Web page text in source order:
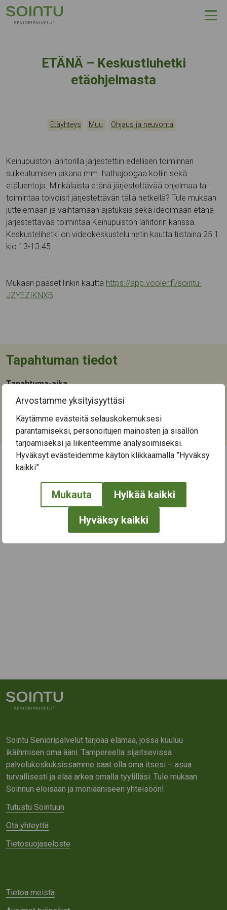
Arvostamme yksityisyyttäsi
Käytämme evästeitä selauskokemuksesi
parantamiseksi, personoitujen mainosten ja sisällön
tarjoamiseksi ja liikenteemme analysoimiseksi.
Hyväksyt evästeidemme käytön klikkaamalla ”Hyväksy
kaikki”.
Mukauta Hylkää kaikki
Hyväksy kaikki
Hyppää sisältöön
ETÄNÄ – Keskustluhetki
etäohjelmasta
Tapahtumapaikka:
Kategoriat:
Etäyhteys Muu Ohjaus ja neuvonta
Keinupuiston lähitorilla järjestettiin edellisen toiminnan
sulkeutumisen aikana mm. hathajoogaa kotiin sekä
etäluentoja. Minkälaista etänä järjestettävää ohjelmaa tai
toimintaa toivoisit järjestettävän tällä hetkellä? Tule mukaan
juttelemaan ja vaihtamaan ajatuksia sekä ideoimaan etänä
järjestettävää toimintaa Keinupuiston lähitorin kanssa.
Keskustelihetki on videokeskustelu netin kautta tiistaina 25.1.
klo 13-13.45.
Mukaan pääset linkin kautta https://app.vooler.fi/sointu-
JZYEZIKNXB
Tapahtuman tiedot
Tapahtuma-aika
ti 25.1.2022 13:00
Kategoriat:
Etäyhteys,Muu,Ohjaus ja neuvonta
Sointu Senioripalvelut tarjoaa elämää, jossa kuuluu
ikäihmisen oma ääni. Tampereella sijaitsevissa
palvelukeskuksissamme saat olla oma itsesi – asua
turvallisesti ja elää arkea omalla tyylilläsi. Tule mukaan
Soinnun eloisaan ja moniääniseen yhteisöön!
Tutustu Sointuun
Ota yhteyttä
Tietosuojaseloste
Tietoa meistä